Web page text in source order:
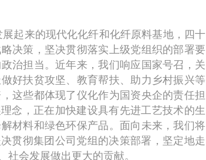
起来的现代化化纤和化纤原料基地，四十
决策，坚决贯彻落实上级党组织的部署要
治担当。近年来，我们响应国家号召，关
好扶贫攻坚、教育帮扶、助力乡村振兴等
这些都体现了仪化作为国资央企的责任担
念，正在加快建设具有先进工艺技术的生
材料和绿色环保产品。面向未来，我们将
贯彻集团公司党组的决策部署，坚定地走
会发展做出更大的贡献。